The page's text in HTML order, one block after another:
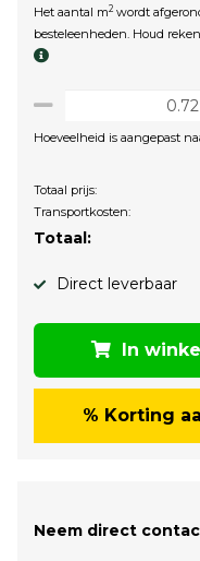
Het aantal m2 wordt
besteleenheden. Houd
Hoeveelheid is aangepast
Totaal prijs:
Transportkosten:
Totaal:
Direct leverbaar
In
% Korting
Neem direct